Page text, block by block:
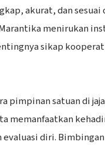
akurat, dan sesuai
menirukan
sikap
pimpinan satuan di
memanfaatkan
evaluasi diri.